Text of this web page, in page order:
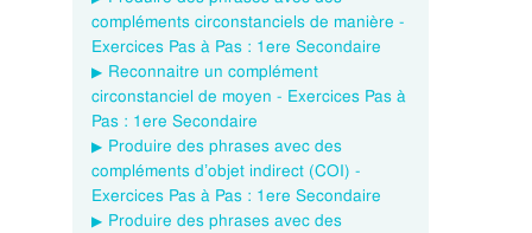
compléments circonstanciels de manière -
Exercices Pas à Pas : 1ere Secondaire
Reconnaitre un complément
circonstanciel de moyen - Exercices Pas à
Pas : 1ere Secondaire
Produire des phrases avec des
compléments d’objet indirect (COI) -
Exercices Pas à Pas : 1ere Secondaire
Produire des phrases avec des